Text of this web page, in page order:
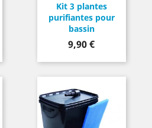
Kit 3 plantes
purifiantes pour
bassin
Prix
9,90 €